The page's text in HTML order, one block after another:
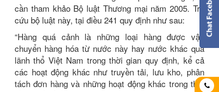
cần tham khảo Bộ luật Thương mại năm 2005. Tra
cứu bộ luật này, tại điều 241 quy định như sau:
“Hàng quá cảnh là những loại hàng được vận
chuyển hàng hóa từ nước này hay nước khác qua
lãnh thổ Việt Nam trong thời gian quy định, kể cả
các hoạt động khác như truyền tải, lưu kho, phân
tách đơn hàng và những hoạt động khác trong thời